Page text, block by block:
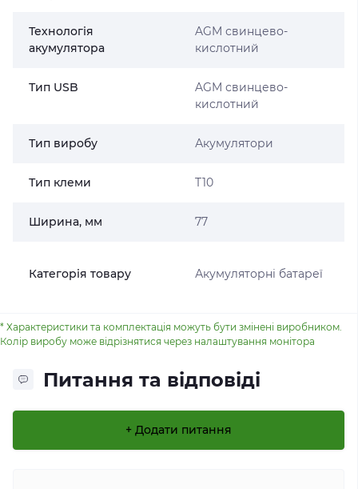
Технологія
акумулятора
AGM свинцево-
кислотний
Тип USB
AGM свинцево-
кислотний
Тип виробу Акумулятори
Тип клеми T10
Ширина, мм 77
Категорія товару Акумуляторні батареї
* Характеристики та комплектація можуть бути змінені виробником.
Колір виробу може відрізнятися через налаштування монітора
Питання та відповіді
+ Додати питання